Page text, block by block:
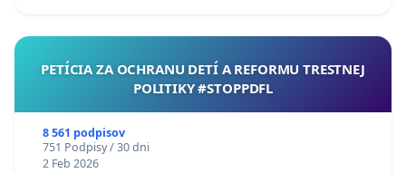
PETÍCIA ZA OCHRANU DETÍ A REFORMU TRESTNEJ
POLITIKY #STOPPDFL
8 561 podpisov
751 Podpisy / 30 dni
2 Feb 2026